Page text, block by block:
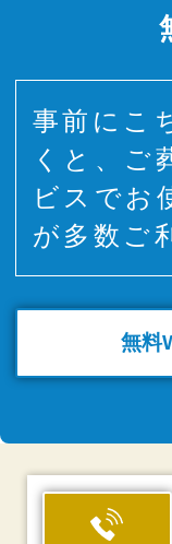
事前にこ
くと、ご
ビスでお
が多数ご
無料